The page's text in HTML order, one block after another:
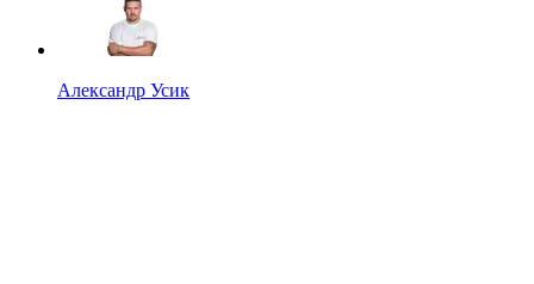
Александр Усик